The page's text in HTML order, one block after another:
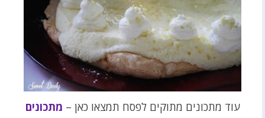
עוד מתכונים מתוקים לפסח תמצאו כאן – מתכונים